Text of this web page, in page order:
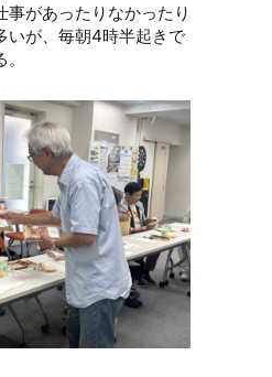
事があったりなかったり
いが、毎朝4時半起きで